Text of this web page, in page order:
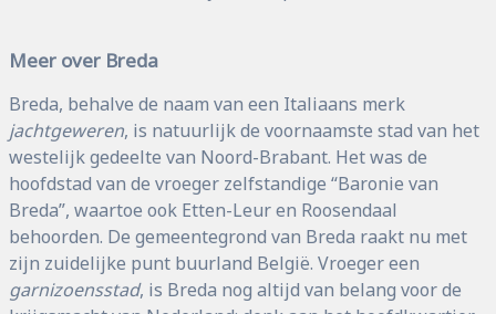
Meer over Breda
Breda, behalve de naam van een Italiaans merk
jachtgeweren, is natuurlijk de voornaamste stad van het
westelijk gedeelte van Noord-Brabant. Het was de
hoofdstad van de vroeger zelfstandige “Baronie van
Breda”, waartoe ook Etten-Leur en Roosendaal
behoorden. De gemeentegrond van Breda raakt nu met
zijn zuidelijke punt buurland België. Vroeger een
garnizoensstad, is Breda nog altijd van belang voor de